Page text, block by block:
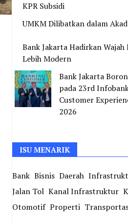
KPR Subsidi
UMKM Dilibatkan dalam
Bank Jakarta Hadirkan Wajah
Lebih Modern
Bank Jakarta
pada 23rd
Customer
2026
ISU MENARIK
Bank Bisnis Daerah
Jalan Tol Kanal Infrastruktur
Otomotif Properti